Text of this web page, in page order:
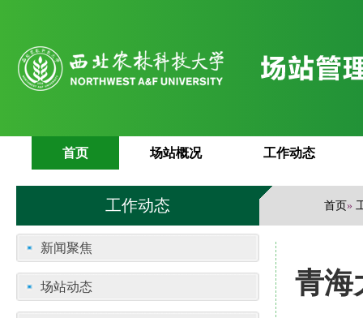
首页 场站概况 工作动态
工作动态 首页»
新闻聚焦
场站动态 青海